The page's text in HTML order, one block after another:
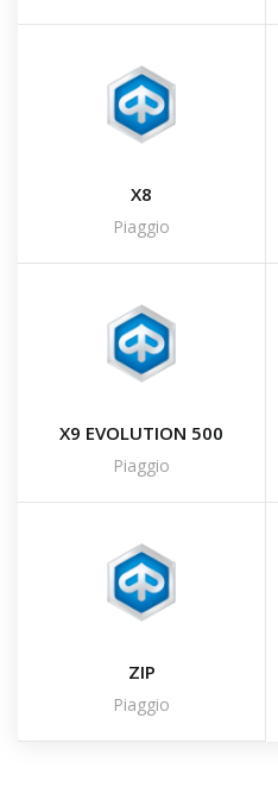
X8
Piaggio
X9 EVOLUTION 500
Piaggio
ZIP
Piaggio